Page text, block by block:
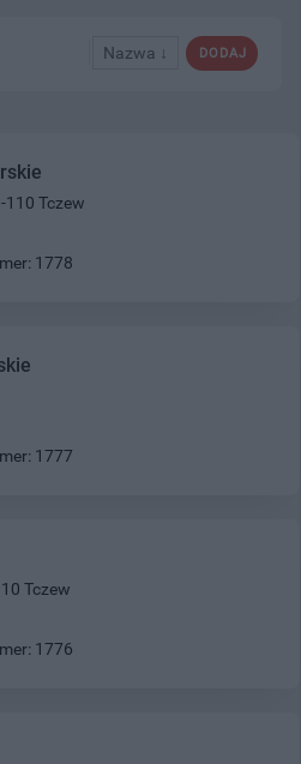
DODAJ
Nazwa ↓
110 Tczew
1778
1777
Tczew
1776